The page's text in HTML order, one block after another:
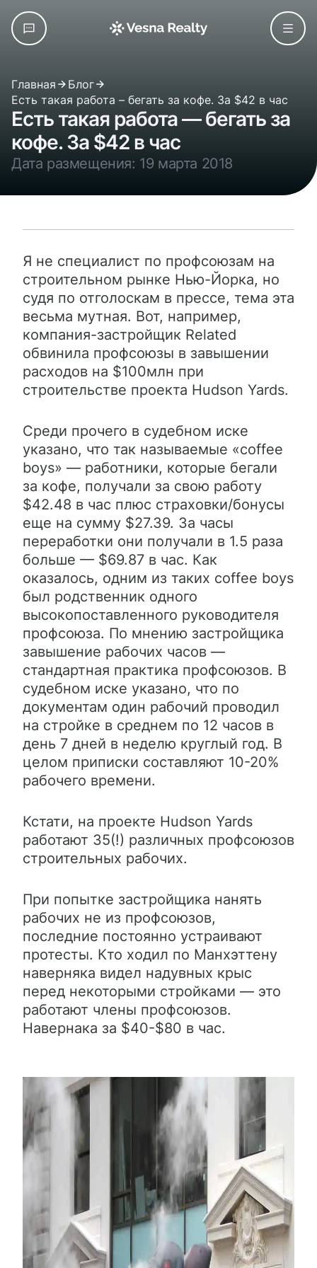
Главная
Блог
Есть такая работа – бегать за кофе. За $42 в час
Есть такая работа — бегать за
кофе. За $42 в час
Дата размещения: 19 марта 2018
Я не специалист по профсоюзам на
строительном рынке Нью-Йорка, но
судя по отголоскам в прессе, тема эта
весьма мутная. Вот, например,
компания-застройщик Related
обвинила профсоюзы в завышении
расходов на $100млн при
строительстве проекта Hudson Yards.
Среди прочего в судебном иске
указано, что так называемые «coffee
boys» — работники, которые бегали
за кофе, получали за свою работу
$42.48 в час плюс страховки/бонусы
еще на сумму $27.39. За часы
переработки они получали в 1.5 раза
больше — $69.87 в час. Как
оказалось, одним из таких coffee boys
был родственник одного
высокопоставленного руководителя
профсоюза. По мнению застройщика
завышение рабочих часов —
стандартная практика профсоюзов. В
судебном иске указано, что по
документам один рабочий проводил
на стройке в среднем по 12 часов в
день 7 дней в неделю круглый год. В
целом приписки составляют 10-20%
рабочего времени.
Кстати, на проекте Hudson Yards
работают 35(!) различных профсоюзов
строительных рабочих.
При попытке застройщика нанять
рабочих не из профсоюзов,
последние постоянно устраивают
протесты. Кто ходил по Манхэттену
наверняка видел надувных крыс
перед некоторыми стройками — это
работают члены профсоюзов.
Навернака за $40-$80 в час.